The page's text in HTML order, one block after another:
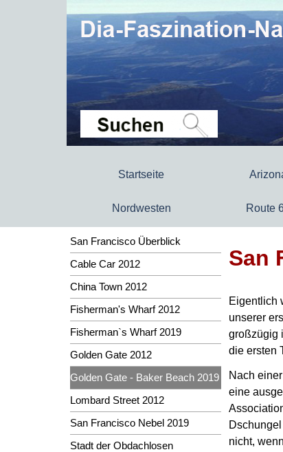
Startseite
Nordwesten Route
San Francisco Überblick
Cable Car 2012
China Town 2012
Fisherman's Wharf 2012
Fisherman`s Wharf 2019
Golden Gate 2012
Golden Gate - Baker Beach 2019
Lombard Street 2012
San Francisco Nebel 2019
Stadt der Obdachlosen
San
Eigentlich
unserer
großzügig
die ersten
Nach
eine
nicht,